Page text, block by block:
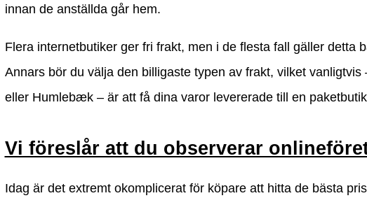
innan de anställda går hem.
Flera internetbutiker ger fri frakt, men i de flesta fall gäller detta
Annars bör du välja den billigaste typen av frakt, vilket
eller Humlebæk – är att få dina varor levererade till en
Vi föreslår att du observerar
Idag är det extremt okomplicerat för köpare att hitta de bästa